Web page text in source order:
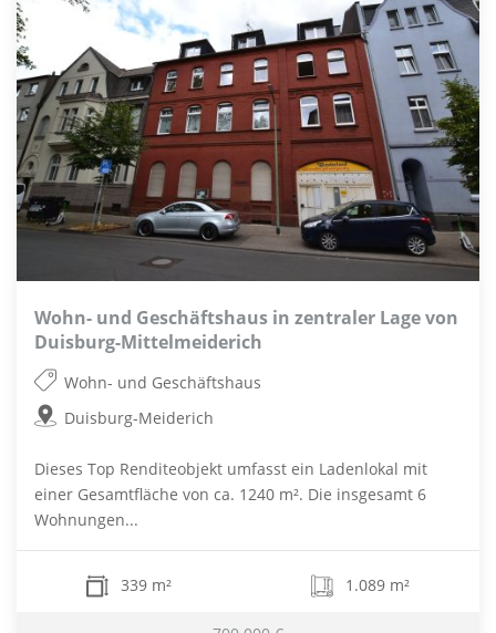
Wohn- und Geschäftshaus in zentraler Lage von
Duisburg-Mittelmeiderich
Wohn- und Geschäftshaus
Duisburg-Meiderich
Dieses Top Renditeobjekt umfasst ein Ladenlokal mit
einer Gesamtfläche von ca. 1240 m². Die insgesamt 6
Wohnungen...
339 m² 1.089 m²